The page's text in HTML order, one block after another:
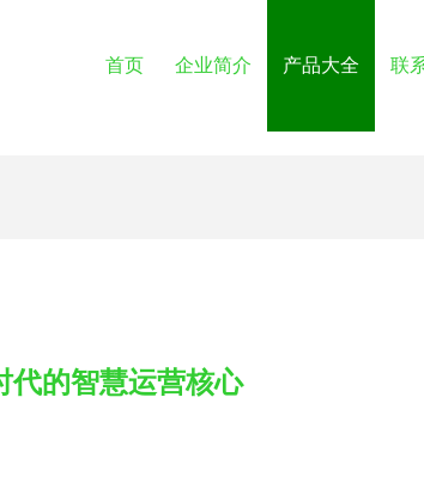
首页 企业简介 产品大全 联
代的智慧运营核心